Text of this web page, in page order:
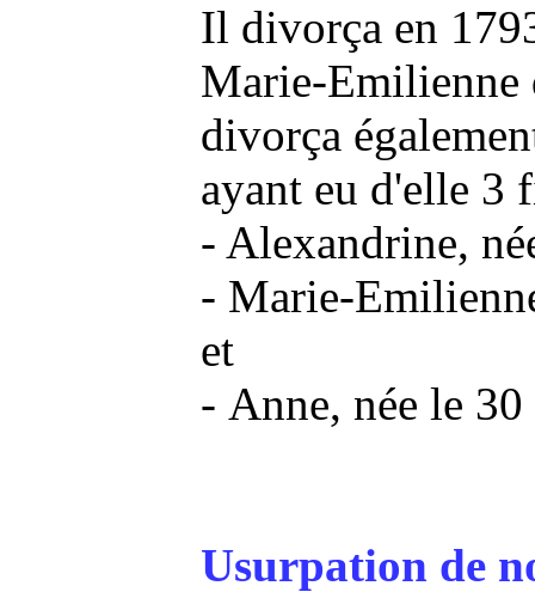
Il divorça en
Marie-
divorça
ayant eu d'elle 3
- Alexandrine,
- Marie-
et
- Anne, née le
Usurpation de